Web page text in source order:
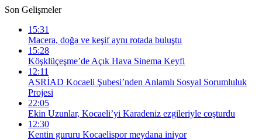
Son Gelişmeler
15:31
Macera, doğa ve keşif aynı rotada buluştu
15:28
Köşklüçeşme’de Açık Hava Sinema Keyfi
12:11
ASRİAD Kocaeli Şubesi’nden Anlamlı Sosyal Sorumluluk
Projesi
22:05
Ekin Uzunlar, Kocaeli’yi Karadeniz ezgileriyle coşturdu
12:30
Kentin gururu Kocaelispor meydana iniyor